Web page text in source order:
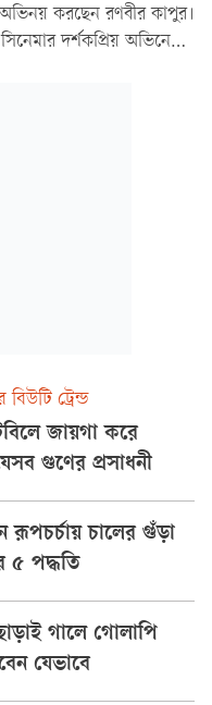
অভিনয় করছেন রণবীর কাপুর।
দর্শকপ্রিয় অভিনেত্রী
ট্রেন্ড
জায়গা করে
গুণের প্রসাধনী
রূপচর্চায় চালের গুঁড়া
৫ পদ্ধতি
গালে গোলাপি
যেভাবে